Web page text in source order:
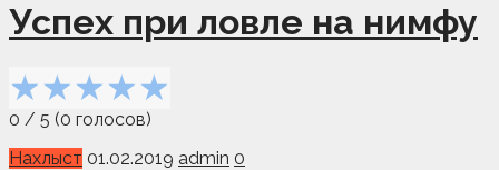
Успех при ловле на нимфу
★★★★★
0 / 5 (0 голосов)
Нахлыст 01.02.2019 admin 0